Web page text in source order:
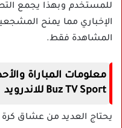
للمستخدم وبهذا يجمع
الإخباري مما يمنح
المشاهدة فقط.
معلومات المباراة
Buz TV Sport للاندرويد
يحتاج العديد من عشاق كرة